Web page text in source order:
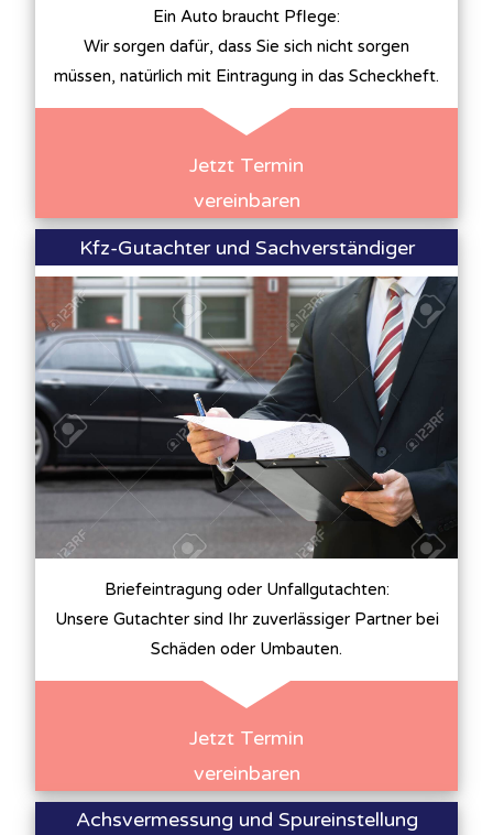
Ein Auto braucht Pflege:
Wir sorgen dafür, dass Sie sich nicht sorgen
müssen, natürlich mit Eintragung in das Scheckheft.
Jetzt Termin
vereinbaren
Kfz-Gutachter und Sachverständiger
Briefeintragung oder Unfallgutachten:
Unsere Gutachter sind Ihr zuverlässiger Partner bei
Schäden oder Umbauten.
Jetzt Termin
vereinbaren
Achsvermessung und Spureinstellung